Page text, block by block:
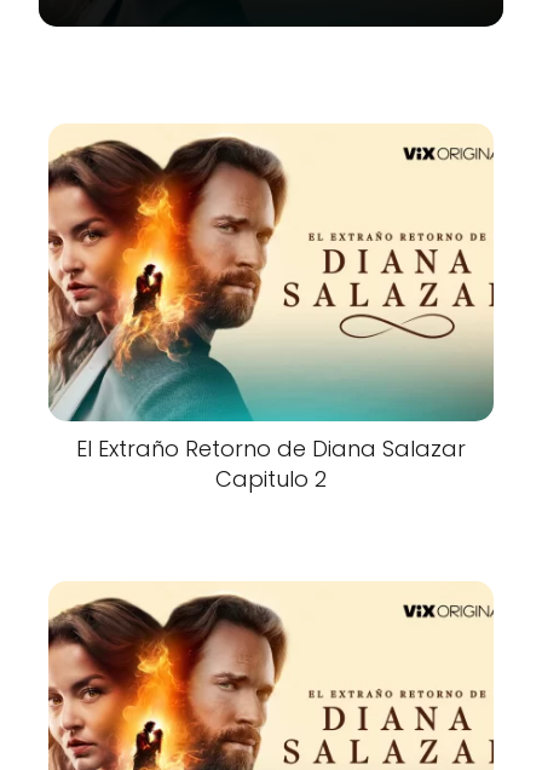
El Extraño Retorno de Diana Salazar
Capitulo 2